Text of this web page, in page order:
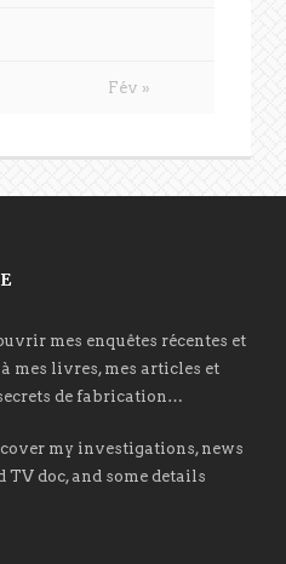
Fév »
mes enquêtes récentes et
mes livres, mes articles et
de fabrication…
my investigations, news
doc, and some details